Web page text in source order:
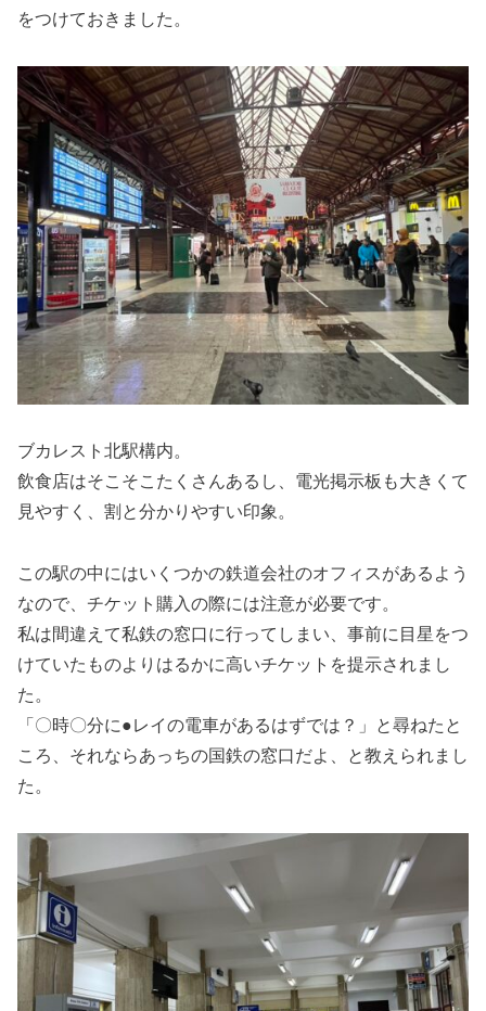
をつけておきました。
ブカレスト北駅構内。
飲食店はそこそこたくさんあるし、電光掲示板も大きくて
見やすく、割と分かりやすい印象。
この駅の中にはいくつかの鉄道会社のオフィスがあるよう
なので、チケット購入の際には注意が必要です。
私は間違えて私鉄の窓口に行ってしまい、事前に目星をつ
けていたものよりはるかに高いチケットを提示されまし
た。
「〇時〇分に●レイの電車があるはずでは？」と尋ねたと
ころ、それならあっちの国鉄の窓口だよ、と教えられまし
た。